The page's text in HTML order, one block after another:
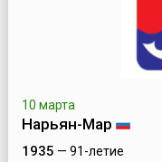
10 марта
Нарьян-Мар
1935 — 91-летие